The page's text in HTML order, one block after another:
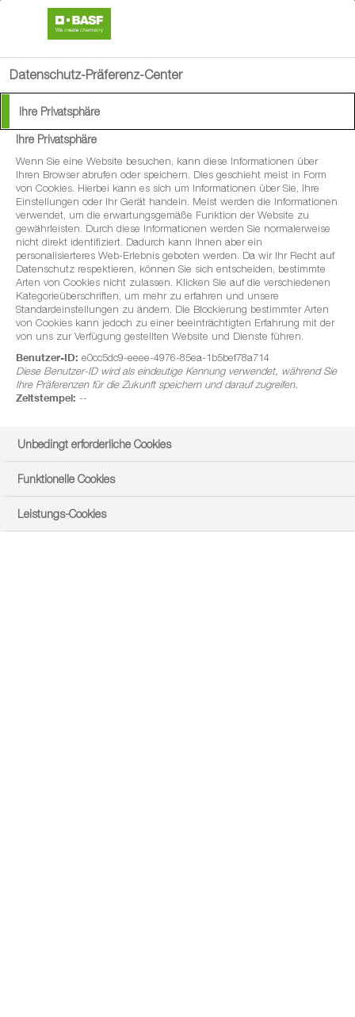
Datenschutz-Präferenz-Center
Ihre Privatsphäre
Ihre Privatsphäre
Wenn Sie eine Website besuchen, kann diese Informationen über
Ihren Browser abrufen oder speichern. Dies geschieht meist in Form
von Cookies. Hierbei kann es sich um Informationen über Sie, Ihre
Einstellungen oder Ihr Gerät handeln. Meist werden die Informationen
verwendet, um die erwartungsgemäße Funktion der Website zu
gewährleisten. Durch diese Informationen werden Sie normalerweise
nicht direkt identifiziert. Dadurch kann Ihnen aber ein
personalisierteres Web-Erlebnis geboten werden. Da wir Ihr Recht auf
Datenschutz respektieren, können Sie sich entscheiden, bestimmte
Arten von Cookies nicht zulassen. Klicken Sie auf die verschiedenen
Kategorieüberschriften, um mehr zu erfahren und unsere
Standardeinstellungen zu ändern. Die Blockierung bestimmter Arten
von Cookies kann jedoch zu einer beeinträchtigten Erfahrung mit der
von uns zur Verfügung gestellten Website und Dienste führen.
Benutzer-ID: e0cc5dc9-eeee-4976-85ea-1b5bef78a714
Diese Benutzer-ID wird als eindeutige Kennung verwendet, während Sie
Ihre Präferenzen für die Zukunft speichern und darauf zugreifen.
Zeitstempel: --
Unbedingt erforderliche Cookies
Funktionelle Cookies
Leistungs-Cookies